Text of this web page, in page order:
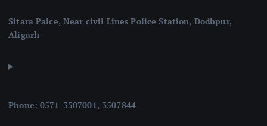
Sitara Palce, Near civil Lines Police Station, Dodhpur,
Aligarh
Phone: 0571-3507001, 3507844